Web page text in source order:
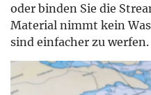
oder binden Sie die
Material nimmt kein
sind einfacher zu werfen.